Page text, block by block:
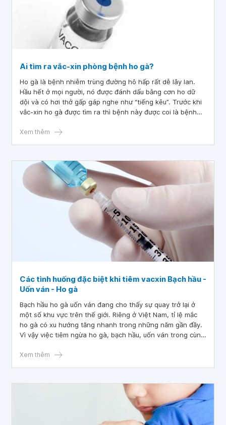
Ai tìm ra vắc-xin phòng bệnh ho gà?
Ho gà là bệnh nhiễm trùng đường hô hấp rất dễ lây lan.
Hầu hết ở mọi người, nó được đánh dấu bằng cơn ho dữ
dội và có hơi thở gấp gáp nghe như “tiếng kêu”. Trước khi
vắc-xin ho gà được tìm ra thì bệnh này được coi là bệnh
gà là bác sĩ nhi khoa Leila Denmark.
Xem thêm
Các tình huống đặc biệt khi tiêm vacxin Bạch hầu -
Uốn ván - Ho gà
Bạch hầu ho gà uốn ván đang cho thấy sự quay trở lại ở
một số khu vực trên thế giới. Riêng ở Việt Nam, tỉ lệ mắc
ho gà có xu hướng tăng nhanh trong những năm gần đầy.
Vì vậy việc tiêm ngừa ho gà, bạch hầu, uốn ván trong cùng
phòng bệnh hiệu quả.
Xem thêm